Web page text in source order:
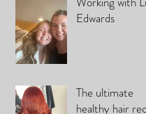
Edwards
The ultimate
healthy hair